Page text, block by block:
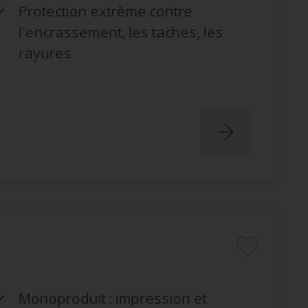
Protection extrême contre
l'encrassement, les taches, les
rayures
Monoproduit : impression et